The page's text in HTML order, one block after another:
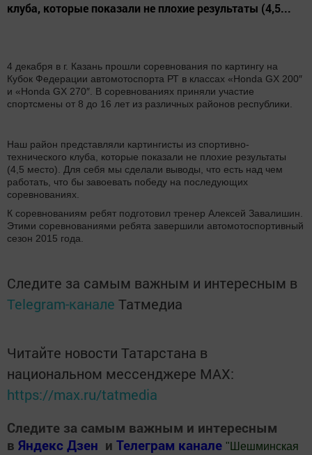
клуба, которые показали не плохие результаты (4,5...
4 декабря в г. Казань прошли соревнования по картингу на
Кубок Федерации автомотоспорта РТ в классах «Honda GX 200″
и «Honda GX 270″. В соревнованиях приняли участие
спортсмены от 8 до 16 лет из различных районов республики.
Наш район представляли картингисты из спортивно-
технического клуба, которые показали не плохие результаты
(4,5 место). Для себя мы сделали выводы, что есть над чем
работать, что бы завоевать победу на последующих
соревнованиях.
К соревнованиям ребят подготовил тренер Алексей Завалишин.
Этими соревнованиями ребята завершили автомотоспортивный
сезон 2015 года.
Следите за самым важным и интересным в
Telegram-канале Татмедиа
Читайте новости Татарстана в
национальном мессенджере MАХ:
https://max.ru/tatmedia
Следите за самым важным и интересным
в Яндекс Дзен и Телеграм канале " Шешминская